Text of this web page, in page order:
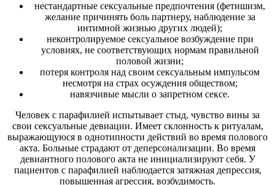
нестандартные сексуальные предпочтения (фетишизм,
желание причинять боль партнеру, наблюдение за
интимной жизнью других людей);
неконтролируемое сексуальное возбуждение при
условиях, не соответствующих нормам правильной
половой жизни;
потеря контроля над своим сексуальным импульсом
несмотря на страх осуждения обществом;
навязчивые мысли о запретном сексе.
Человек с парафилией испытывает стыд, чувство вины за
свои сексуальные девиации. Имеет склонность к ритуалам,
выражающуюся в однотипности действий во время полового
акта. Больные страдают от деперсонализации. Во время
девиантного полового акта не инициализируют себя. У
пациентов с парафилией наблюдается затяжная депрессия,
повышенная агрессия, возбудимость.